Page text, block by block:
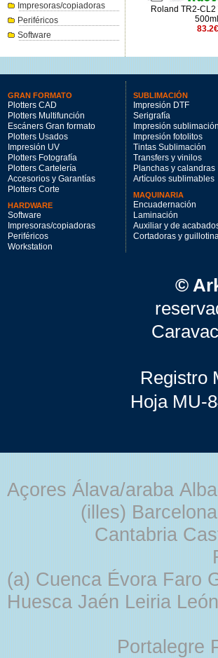
Impresoras/copiadoras
Periféricos
Software
Roland EcoSol-Max 3 amarillo
141.57€
Roland TR2-
500ml.
83.2€
GRAN FORMATO
Plotters CAD
Plotters Multifunción
Escáners Gran formato
Plotters Usados
Impresión UV
Plotters Fotografía
Plotters Cartelería
Accesorios y Garantías
Plotters Corte
HARDWARE
Software
Impresoras/copiadoras
Periféricos
Workstation
SUBLIMACIÓN
Impresión DTF
Serigrafía
Impresión sublimación
Impresión fotolitos
Tintas Sublimación
Transfers y vinilos
Planchas y calandras
Artículos sublimables
MAQUINARIA
Encuadernación
Laminación
Auxiliar y de
Cortadoras y
©
Registro
Hoja MU-
Açores Álava/araba
(illes)
Cantabria
(a) Cuenca Évora Faro
Huesca Jaén Leiria
Portalegre